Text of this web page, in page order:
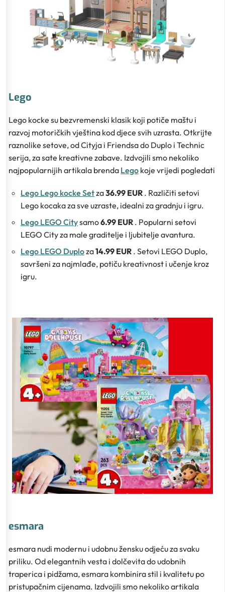
Lego
Lego kocke su bezvremenski klasik koji potiče maštu i
razvoj motoričkih vještina kod djece svih uzrasta. Otkrijte
raznolike setove, od Cityja i Friendsa do Duplo i Technic
serija, za sate kreativne zabave. Izdvojili smo nekoliko
najpopularnijih artikala brenda Lego koje vrijedi pogledati
Lego Lego kocke Setza36.99 EUR . Različiti setovi
Lego kocaka za sve uzraste, idealni za gradnju i igru.
Lego LEGO Citysamo6.99 EUR . Popularni setovi
LEGO City za male graditelje i ljubitelje avantura.
Lego LEGO Duploza14.99 EUR . Setovi LEGO Duplo,
savršeni za najmlađe, potiču kreativnost i učenje kroz
igru.
esmara
esmara nudi modernu i udobnu žensku odjeću za svaku
priliku. Od elegantnih vesta i dolčevita do udobnih
traperica i pidžama, esmara kombinira stil i kvalitetu po
pristupačnim cijenama. Izdvojili smo nekoliko artikala